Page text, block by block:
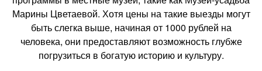
Марины Цветаевой. Хотя цены на такие выезды могут
быть слегка выше, начиная от 1000 рублей на
человека, они предоставляют возможность глубже
погрузиться в богатую историю и культуру.